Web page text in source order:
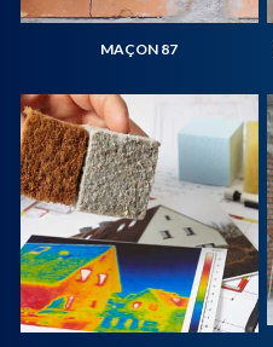
MAÇON 87